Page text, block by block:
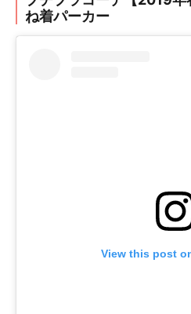
ね着パーカー
View this post